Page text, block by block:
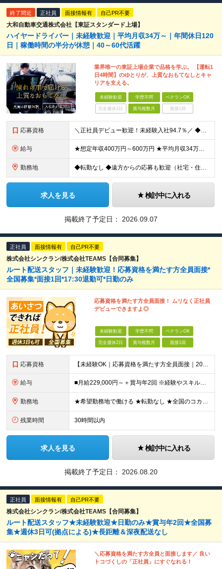
終了間近 正社員 面接情報有 自己PR不要
大和自動車交通株式会社【東証スタンダード上場】
ハイヤードライバー｜未経験歓迎｜平均月収34万～｜年間休日120
日｜稼働時間の半分が休憩｜40～60代活躍
業界唯一の東証上場企業で品格を学ぶ。 【運転1
日4時間】のゆとりが、上質なおもてなしとキャ
リアを支える。
未経験歓迎 学歴不問 ベテランOK
完全週休2日 賞与複数月 面接1回
応募資格 ＼正社員デビュー歓迎！未経験入社94.7％／ ◆学歴不問 ◆普通自動車免許(AT可)取得後、3年以上が経過している方 ＼こんな方も歓迎します／ ◆転職回数が多い・ブランクあるなどで不安がある方 ◆車
給与 ★想定年収400万円～600万円 ★平均月収34万円～50万円 ★入社祝い金あり ・経験者：30万円（営業所配属時（1カ月後）に10万円、本採用後（6カ月後）に10万円、本採用後1年後に10万円を分割
勤務地 ◆転勤なし ◆遠方からの応募も歓迎（社宅・住宅補助あり／規定あり） ◆勤務地は希望を考慮 ◆仮眠室・個室のシャワールームなど設備充実 銀座・日比谷いずれかの拠点にて勤務いただきます ◆東京都中央区銀
求人を見る 検討中に入れる
掲載終了予定日： 2026.09.07
正社員 面接情報有 自己PR不要
株式会社シンクラン/株式会社TEAMS【合同募集】
ルート配送スタッフ｜未経験歓迎！応募資格を満たす方全員面接*
全国募集*面接1回*17:30退勤可*日勤のみ
応募資格を満たす方全員面接！ ムリなく正社員
デビューできますよ◎
未経験歓迎 学歴不問 ベテランOK
完全週休2日 賞与複数月 面接1回
応募資格 【未経験OK｜応募資格を満たす方全員面接｜20代～40代多数活躍中！】 ◎学歴不問 ◎前職不問 ◎転職回数不問 ◎普通運転免許（AT限定可）をお持ちの方 ◎44歳以下の方（※長期のキャリア形成を図るた
給与 ■月給229,000円～＋賞与年2回 ※経験やスキルにより考慮いたします ※試用期間は全国共通で1～3ヶ月あり（習熟度により変動：給与・その他条件の差異なし） ※上記には固定残業代を含みます（エリアに
勤務地 ★希望勤務地で働ける ★転勤なし ★全国のコカ・コーラ社営業所で募集中 ※エリア詳細は以下よりご確認ください。
残業時間 30時間以内
求人を見る 検討中に入れる
掲載終了予定日： 2026.08.20
正社員 面接情報有 自己PR不要
株式会社シンクラン/株式会社TEAMS【合同募集】
ルート配送スタッフ★未経験歓迎★日勤のみ★賞与年2回★全国募
集★週休3日可(拠点による)★長距離＆深夜配送なし
＼応募資格を満たす方全員と面接します／ 良い
トコづくしの「正社員」にすぐなれる！